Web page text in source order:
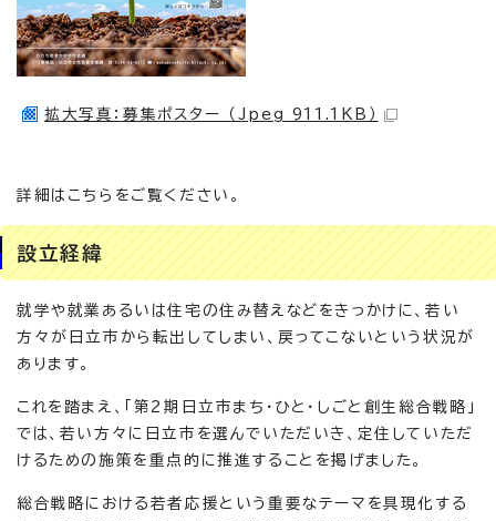
拡大写真：募集ポスター （Jpeg 911.1KB）
詳細はこちらをご覧ください。
設立経緯
就学や就業あるいは住宅の住み替えなどをきっかけに、若い
方々が日立市から転出してしまい、戻ってこないという状況が
あります。
これを踏まえ、「第2期日立市まち・ひと・しごと創生総合戦略」
では、若い方々に日立市を選んでいただいき、定住していただ
けるための施策を重点的に推進することを掲げました。
総合戦略における若者応援という重要なテーマを具現化する